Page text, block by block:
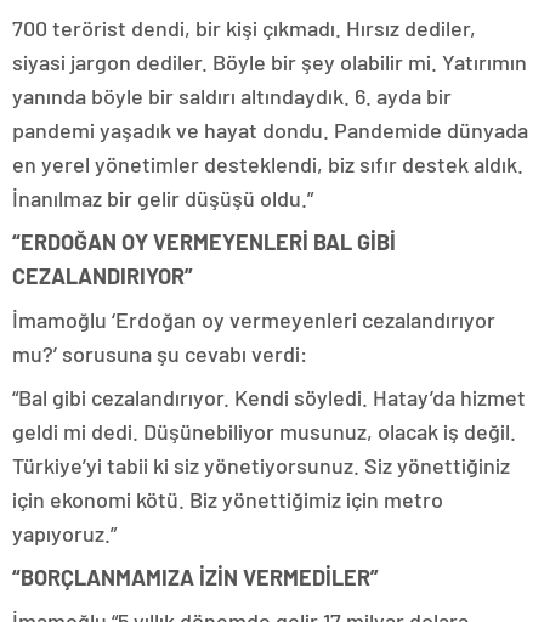
700 terörist dendi, bir kişi çıkmadı. Hırsız dediler,
siyasi jargon dediler. Böyle bir şey olabilir mi. Yatırımın
yanında böyle bir saldırı altındaydık. 6. ayda bir
pandemi yaşadık ve hayat dondu. Pandemide dünyada
en yerel yönetimler desteklendi, biz sıfır destek aldık.
İnanılmaz bir gelir düşüşü oldu.”
“ERDOĞAN OY VERMEYENLERİ BAL GİBİ
CEZALANDIRIYOR”
İmamoğlu ‘Erdoğan oy vermeyenleri cezalandırıyor
mu?’ sorusuna şu cevabı verdi:
“Bal gibi cezalandırıyor. Kendi söyledi. Hatay’da hizmet
geldi mi dedi. Düşünebiliyor musunuz, olacak iş değil.
Türkiye’yi tabii ki siz yönetiyorsunuz. Siz yönettiğiniz
için ekonomi kötü. Biz yönettiğimiz için metro
yapıyoruz.”
“BORÇLANMAMIZA İZİN VERMEDİLER”